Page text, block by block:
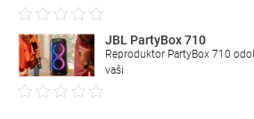
JBL PartyBox 710
Reproduktor PartyBox 710
vaši